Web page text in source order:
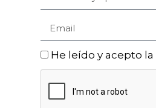
He leído y acepto la